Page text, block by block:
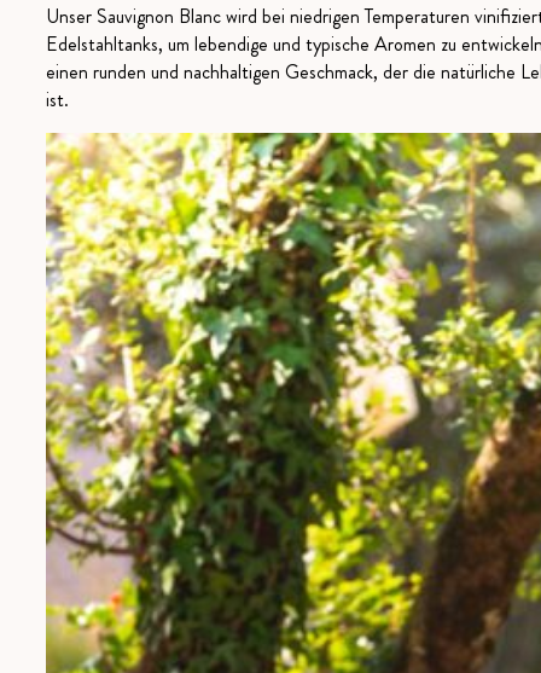
Unser Sauvignon Blanc wird bei niedrigen Temperaturen
Edelstahltanks, um lebendige und typische Aromen zu
einen runden und nachhaltigen Geschmack, der die natürliche
ist.